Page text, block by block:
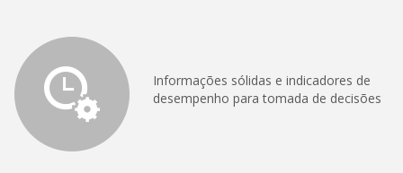
Informações sólidas e indicadores de
desempenho para tomada de decisões